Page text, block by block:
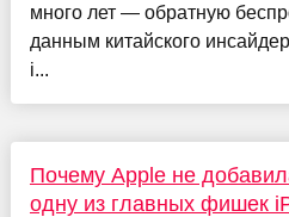
много лет — обратную
данным китайского
i...
Почему Apple не
одну из главных фишек